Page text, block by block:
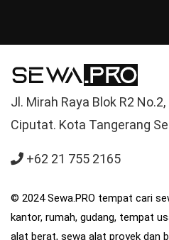
Jl. Mirah Raya Blok R2
Ciputat. Kota Tangerang
+62 21 755 2165
© 2024 Sewa.PRO tempat cari
kantor, rumah, gudang, tempat
alat berat, sewa alat proyek dan